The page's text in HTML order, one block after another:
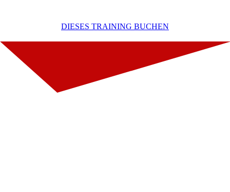
DIESES TRAINING BUCHEN